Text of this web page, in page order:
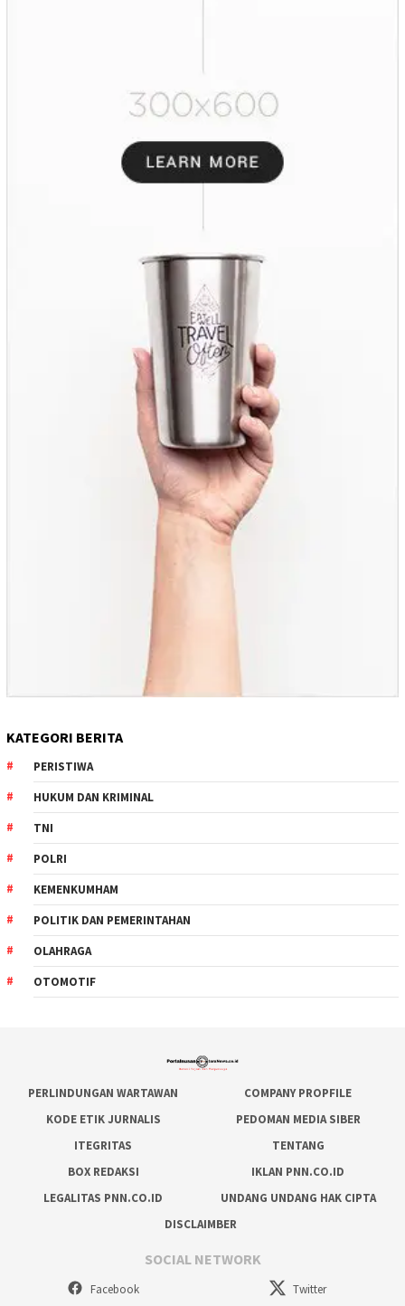
KATEGORI BERITA
PERISTIWA
HUKUM DAN KRIMINAL
TNI
POLRI
KEMENKUMHAM
POLITIK DAN PEMERINTAHAN
OLAHRAGA
OTOMOTIF
PERLINDUNGAN WARTAWAN
COMPANY PROPFILE
KODE ETIK JURNALIS
PEDOMAN MEDIA SIBER
ITEGRITAS
TENTANG
BOX REDAKSI
IKLAN PNN.CO.ID
LEGALITAS PNN.CO.ID
UNDANG UNDANG HAK CIPTA
DISCLAIMBER
SOCIAL NETWORK
Facebook Twitter